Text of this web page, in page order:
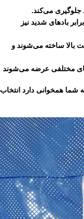
جلوگیری می‌کند.
بادهای شدید نیز
بالا ساخته می‌شوند و
مختلفی عرضه می‌شوند
شما همخوانی دارد انتخاب